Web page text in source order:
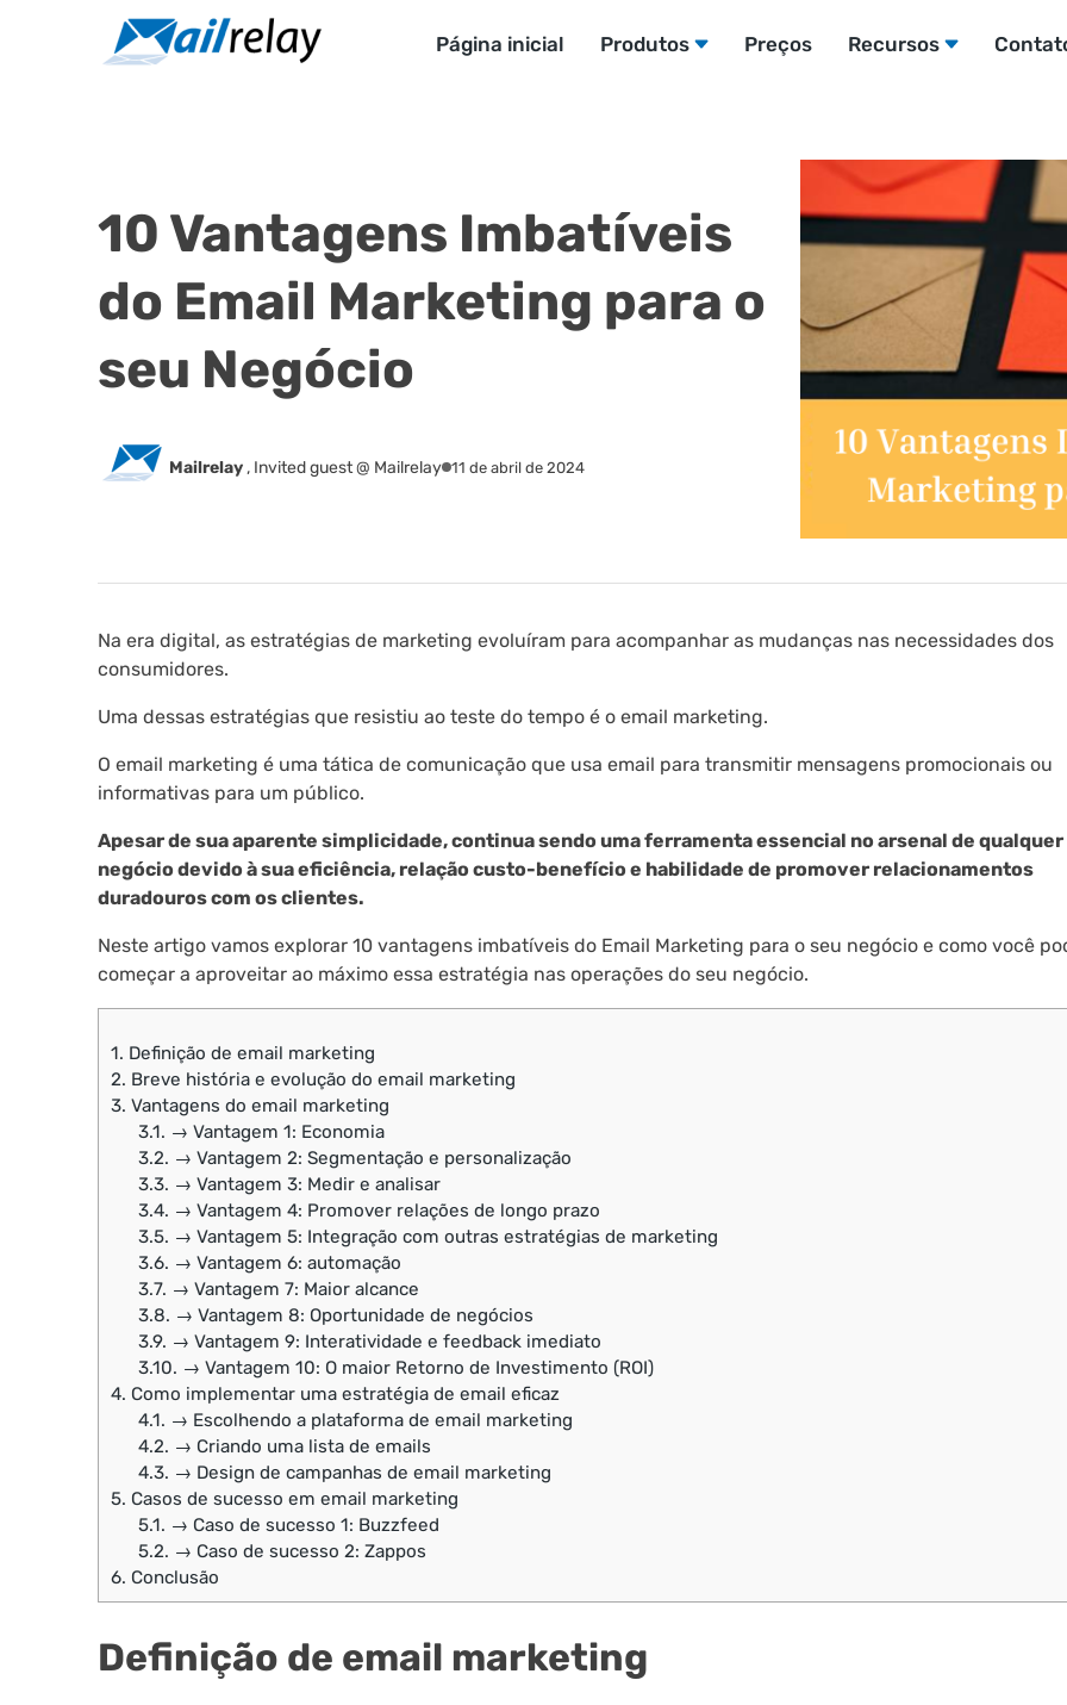
Página inicial Produtos Preços Recursos
10 Vantagens Imbatíveis
do Email Marketing para o
seu Negócio
Mailrelay , Invited guest @ Mailrelay 11 de abril de 2024
Na era digital, as estratégias de marketing evoluíram para acompanhar as mudanças nas necessidades dos
consumidores.
Uma dessas estratégias que resistiu ao teste do tempo é o email marketing.
O email marketing é uma tática de comunicação que usa email para transmitir mensagens promocionais ou
informativas para um público.
Apesar de sua aparente simplicidade, continua sendo uma ferramenta essencial no arsenal de qualquer
negócio devido à sua eficiência, relação custo-benefício e habilidade de promover relacionamentos
duradouros com os clientes.
Neste artigo vamos explorar 10 vantagens imbatíveis do Email Marketing para o seu negócio e como você
começar a aproveitar ao máximo essa estratégia nas operações do seu negócio.
1. Definição de email marketing
2. Breve história e evolução do email marketing
3. Vantagens do email marketing
3.1. → Vantagem 1: Economia
3.2. → Vantagem 2: Segmentação e personalização
3.3. → Vantagem 3: Medir e analisar
3.4. → Vantagem 4: Promover relações de longo prazo
3.5. → Vantagem 5: Integração com outras estratégias de marketing
3.6. → Vantagem 6: automação
3.7. → Vantagem 7: Maior alcance
3.8. → Vantagem 8: Oportunidade de negócios
3.9. → Vantagem 9: Interatividade e feedback imediato
3.10. → Vantagem 10: O maior Retorno de Investimento (ROI)
4. Como implementar uma estratégia de email eficaz
4.1. → Escolhendo a plataforma de email marketing
4.2. → Criando uma lista de emails
4.3. → Design de campanhas de email marketing
5. Casos de sucesso em email marketing
5.1. → Caso de sucesso 1: Buzzfeed
5.2. → Caso de sucesso 2: Zappos
6. Conclusão
Definição de email marketing